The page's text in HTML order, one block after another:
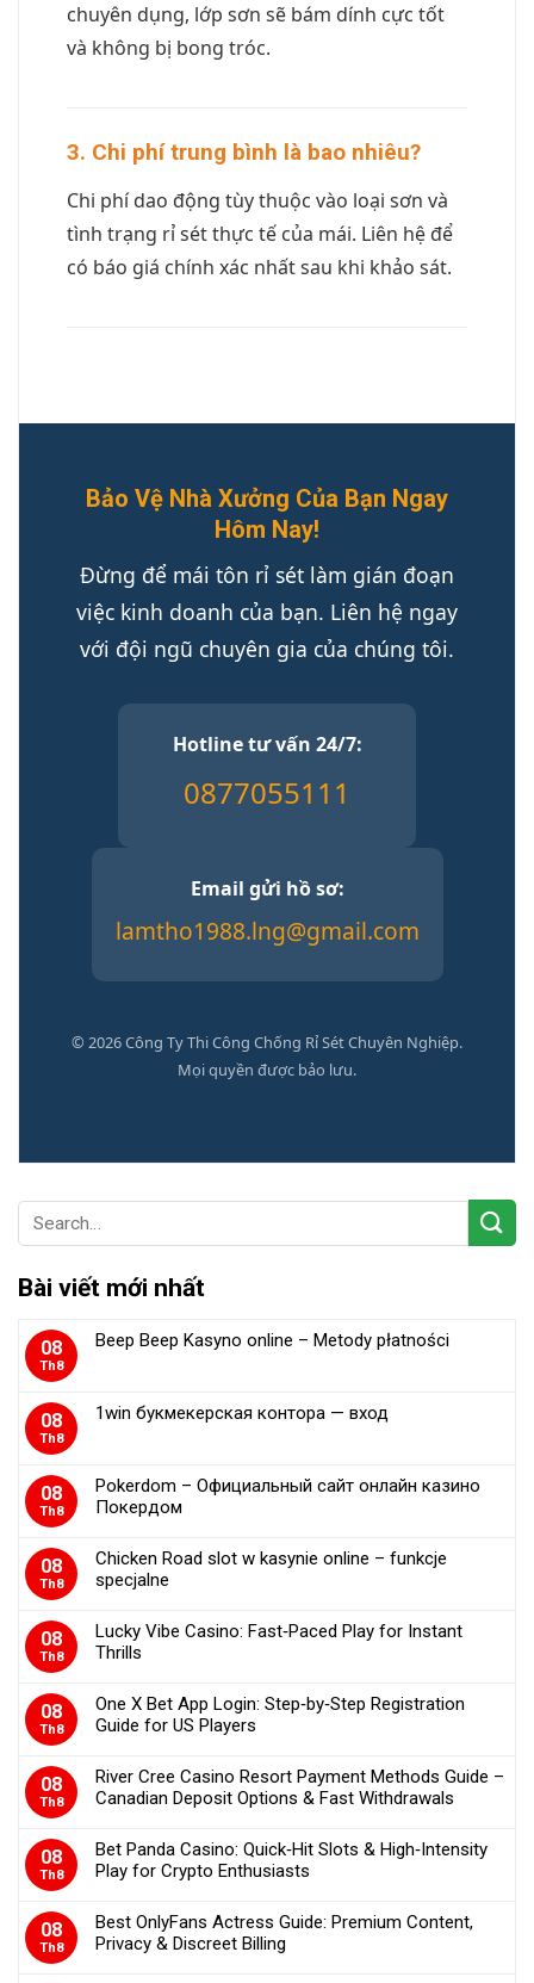
chuyên dụng, lớp sơn sẽ bám dính cực tốt
và không bị bong tróc.
3. Chi phí trung bình là bao nhiêu?
Chi phí dao động tùy thuộc vào loại sơn và
tình trạng rỉ sét thực tế của mái. Liên hệ để
có báo giá chính xác nhất sau khi khảo sát.
Bảo Vệ Nhà Xưởng Của Bạn Ngay
Hôm Nay!
Đừng để mái tôn rỉ sét làm gián đoạn
việc kinh doanh của bạn. Liên hệ ngay
với đội ngũ chuyên gia của chúng tôi.
Hotline tư vấn 24/7:
0877055111
Email gửi hồ sơ:
lamtho1988.lng@gmail.com
© 2026 Công Ty Thi Công Chống Rỉ Sét Chuyên Nghiệp.
Mọi quyền được bảo lưu.
Bài viết mới nhất
08
Th8
Beep Beep Kasyno online – Metody płatności
08
Th8
1win букмекерская контора — вход
08
Th8
Pokerdom – Официальный сайт онлайн казино
Покердом
08
Th8
Chicken Road slot w kasynie online – funkcje
specjalne
08
Th8
Lucky Vibe Casino: Fast‑Paced Play for Instant
Thrills
08
Th8
One X Bet App Login: Step‑by‑Step Registration
Guide for US Players
08
Th8
River Cree Casino Resort Payment Methods Guide –
Canadian Deposit Options & Fast Withdrawals
08
Th8
Bet Panda Casino: Quick‑Hit Slots & High‑Intensity
Play for Crypto Enthusiasts
08
Th8
Best OnlyFans Actress Guide: Premium Content,
Privacy & Discreet Billing